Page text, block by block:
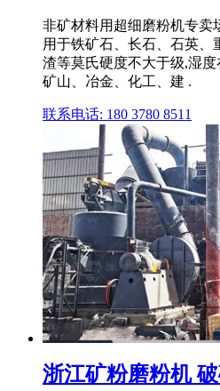
非矿材料用超细磨粉机专卖
用于铁矿石、长石、石英
渣等莫氏硬度不大于级,湿
矿山、冶金、化工、建 .
联系电话: 180 3780 8511
浙江矿粉磨粉机